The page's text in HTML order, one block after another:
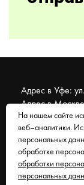
Адрес в Уфе:
Адрес в
© 2007 -
сайты.
Согласие
На нашем сайте
веб–аналитики.
персональных
обработке
обработки
персональных